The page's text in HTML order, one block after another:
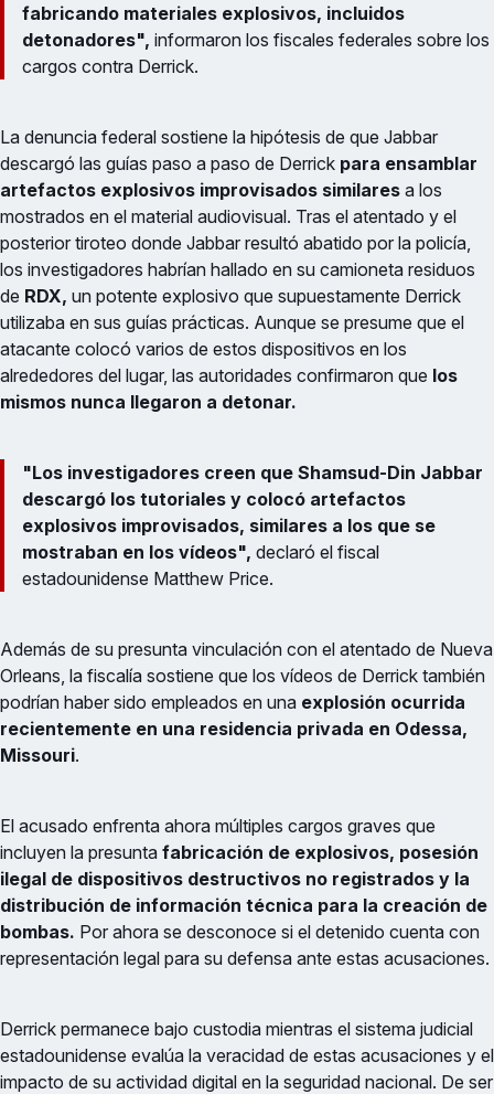
fabricando materiales explosivos, incluidos
detonadores", informaron los fiscales federales sobre los
cargos contra Derrick.
La denuncia federal sostiene la hipótesis de que Jabbar
descargó las guías paso a paso de Derrick para ensamblar
artefactos explosivos improvisados similares a los
mostrados en el material audiovisual. Tras el atentado y el
posterior tiroteo donde Jabbar resultó abatido por la policía,
los investigadores habrían hallado en su camioneta residuos
de RDX, un potente explosivo que supuestamente Derrick
utilizaba en sus guías prácticas. Aunque se presume que el
atacante colocó varios de estos dispositivos en los
alrededores del lugar, las autoridades confirmaron que los
mismos nunca llegaron a detonar.
"Los investigadores creen que Shamsud-Din Jabbar
descargó los tutoriales y colocó artefactos
explosivos improvisados, similares a los que se
mostraban en los vídeos", declaró el fiscal
estadounidense Matthew Price.
Además de su presunta vinculación con el atentado de Nueva
Orleans, la fiscalía sostiene que los vídeos de Derrick también
podrían haber sido empleados en una explosión ocurrida
recientemente en una residencia privada en Odessa,
Missouri.
El acusado enfrenta ahora múltiples cargos graves que
incluyen la presunta fabricación de explosivos, posesión
ilegal de dispositivos destructivos no registrados y la
distribución de información técnica para la creación de
bombas. Por ahora se desconoce si el detenido cuenta con
representación legal para su defensa ante estas acusaciones.
Derrick permanece bajo custodia mientras el sistema judicial
estadounidense evalúa la veracidad de estas acusaciones y el
impacto de su actividad digital en la seguridad nacional. De ser